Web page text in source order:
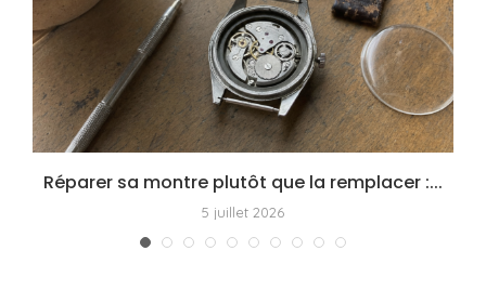
Réparer sa montre plutôt que la remplacer :...
5 juillet 2026